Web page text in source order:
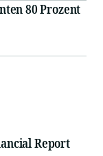
80 Prozent
Report